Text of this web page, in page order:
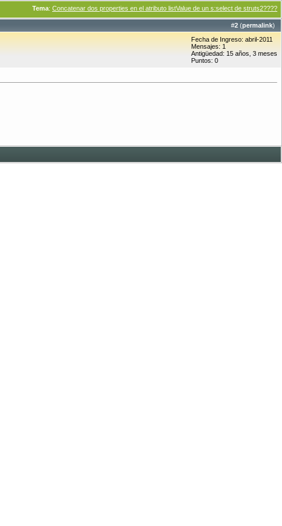
Tema: Concatenar dos properties en el atributo listValue de un s:select de struts2????
#2 (permalink)
Fecha de Ingreso: abril-2011
Mensajes: 1
Antigüedad: 15 años, 3 meses
Puntos: 0